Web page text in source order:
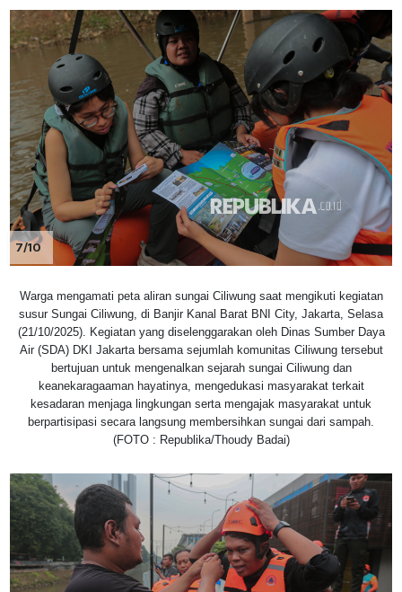
7/10
Warga mengamati peta aliran sungai Ciliwung saat mengikuti kegiatan
susur Sungai Ciliwung, di Banjir Kanal Barat BNI City, Jakarta, Selasa
(21/10/2025). Kegiatan yang diselenggarakan oleh Dinas Sumber Daya
Air (SDA) DKI Jakarta bersama sejumlah komunitas Ciliwung tersebut
bertujuan untuk mengenalkan sejarah sungai Ciliwung dan
keanekaragaaman hayatinya, mengedukasi masyarakat terkait
kesadaran menjaga lingkungan serta mengajak masyarakat untuk
berpartisipasi secara langsung membersihkan sungai dari sampah.
(FOTO : Republika/Thoudy Badai)